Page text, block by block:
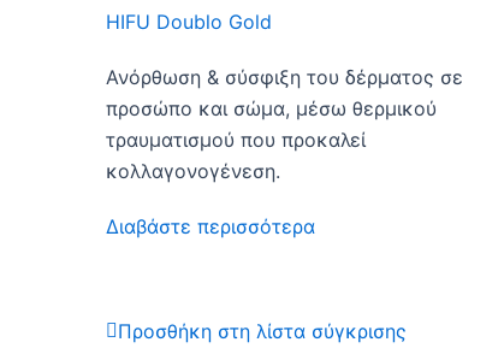
HIFU Doublo Gold
Ανόρθωση & σύσφιξη του δέρματος σε
προσώπο και σώμα, μέσω θερμικού
τραυματισμού που προκαλεί
κολλαγονογένεση.
Διαβάστε περισσότερα
Προσθήκη στη λίστα σύγκρισης